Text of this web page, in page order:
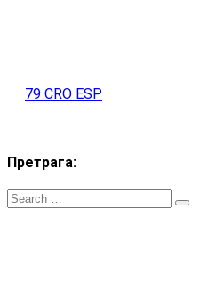
79 CRO ESP
Претрага: